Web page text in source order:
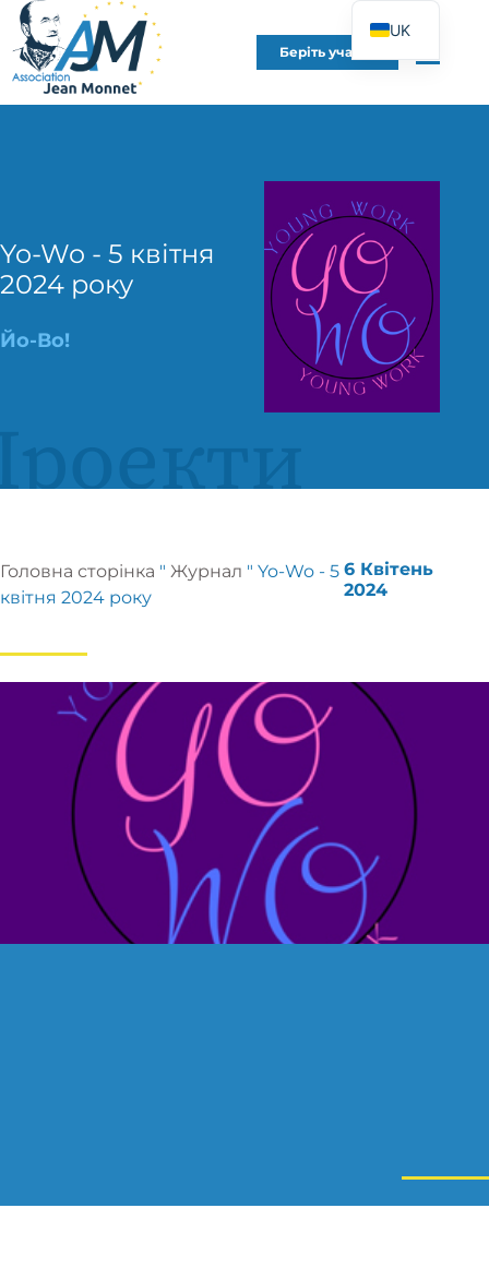
Беріть участь
Yo-Wo - 5 квітня
2024 року
Йо-Во!
Головна сторінка " Журнал " Yo-Wo - 5
квітня 2024 року
6 Квітень
2024
UK
FR
EN
IT
PT